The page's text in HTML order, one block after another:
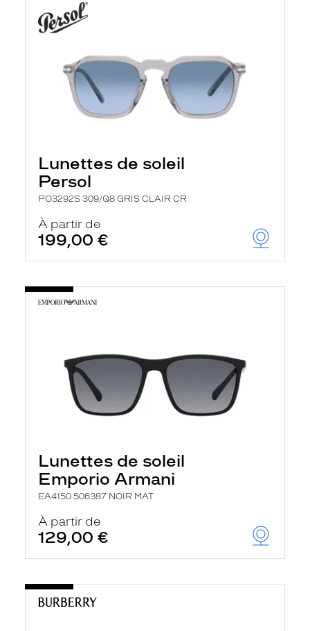
Lunettes de soleil
Persol
PO3292S 309/Q8 GRIS CLAIR CR
À partir de
199,00 €
Lunettes de soleil
Emporio Armani
EA4150 506387 NOIR MAT
À partir de
129,00 €